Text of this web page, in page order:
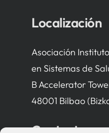
Localización
Asociación
en Sistemas de
B Accelerator
48001 Bilbao